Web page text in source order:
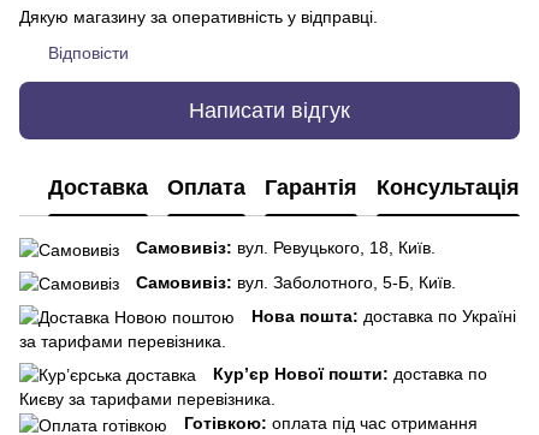
Дякую магазину за оперативність у відправці.
Відповісти
Написати відгук
Доставка Оплата Гарантія Консультація
Самовивіз: вул. Ревуцького, 18, Київ.
Самовивіз: вул. Заболотного, 5-Б, Київ.
Нова пошта: доставка по Україні
за тарифами перевізника.
Кур’єр Нової пошти: доставка по
Києву за тарифами перевізника.
Готівкою: оплата під час отримання